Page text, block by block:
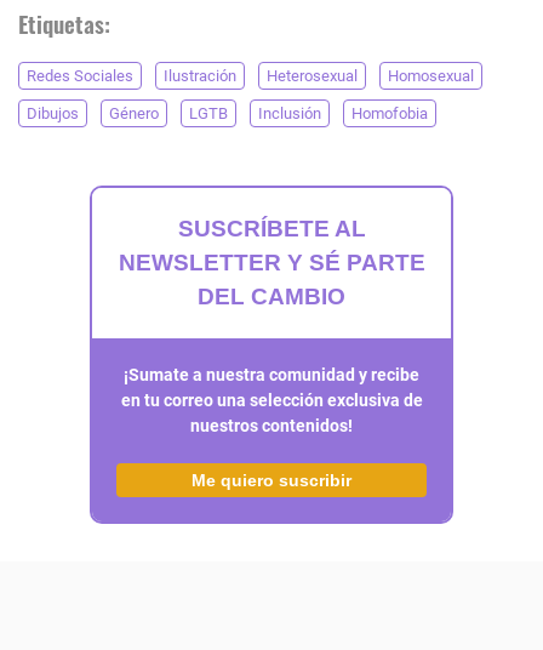
Etiquetas:
Redes Sociales Ilustración Heterosexual Homosexual
Dibujos Género LGTB Inclusión Homofobia
SUSCRÍBETE AL
NEWSLETTER Y SÉ PARTE
DEL CAMBIO
¡Sumate a nuestra comunidad y recibe
en tu correo una selección exclusiva de
nuestros contenidos!
Me quiero suscribir